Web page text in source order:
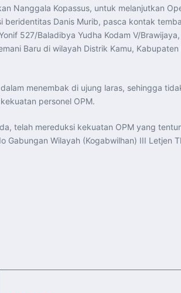
Nanggala Kopassus, untuk melanjutkan
Danis Murib, pasca kontak
527/Baladibya Yudha Kodam V/
Baru di wilayah Distrik Kamu,
menembak di ujung laras, sehingga
personel OPM.
telah mereduksi kekuatan OPM yang
Wilayah (Kogabwilhan) III